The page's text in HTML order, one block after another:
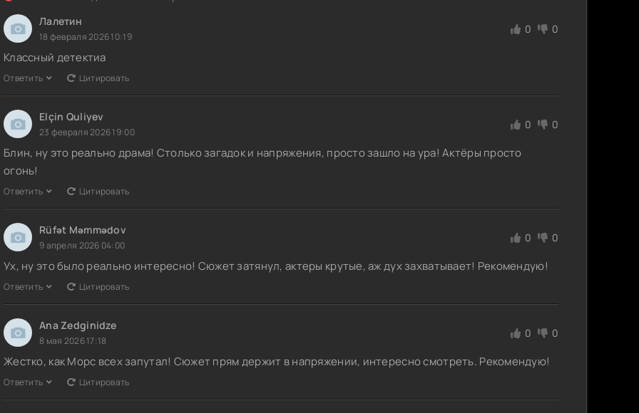
Лалетин
18 февраля 2026 10:19
0 0
Классный детектиа
Ответить Цитировать
Elçin Quliyev
23 февраля 2026 19:00
0 0
Блин, ну это реально драма! Столько загадок и напряжения, просто зашло на ура! Актёры просто
огонь!
Ответить Цитировать
Rüfət Məmmədov
9 апреля 2026 04:00
0 0
Ух, ну это было реально интересно! Сюжет затянул, актеры крутые, аж дух захватывает! Рекомендую!
Ответить Цитировать
Ana Zedginidze
8 мая 2026 17:18
0 0
Жестко, как Морс всех запутал! Сюжет прям держит в напряжении, интересно смотреть. Рекомендую!
Ответить Цитировать